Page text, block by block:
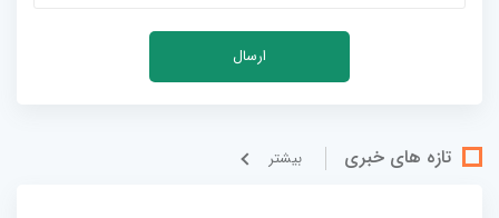
تازه های خبری بيشتر